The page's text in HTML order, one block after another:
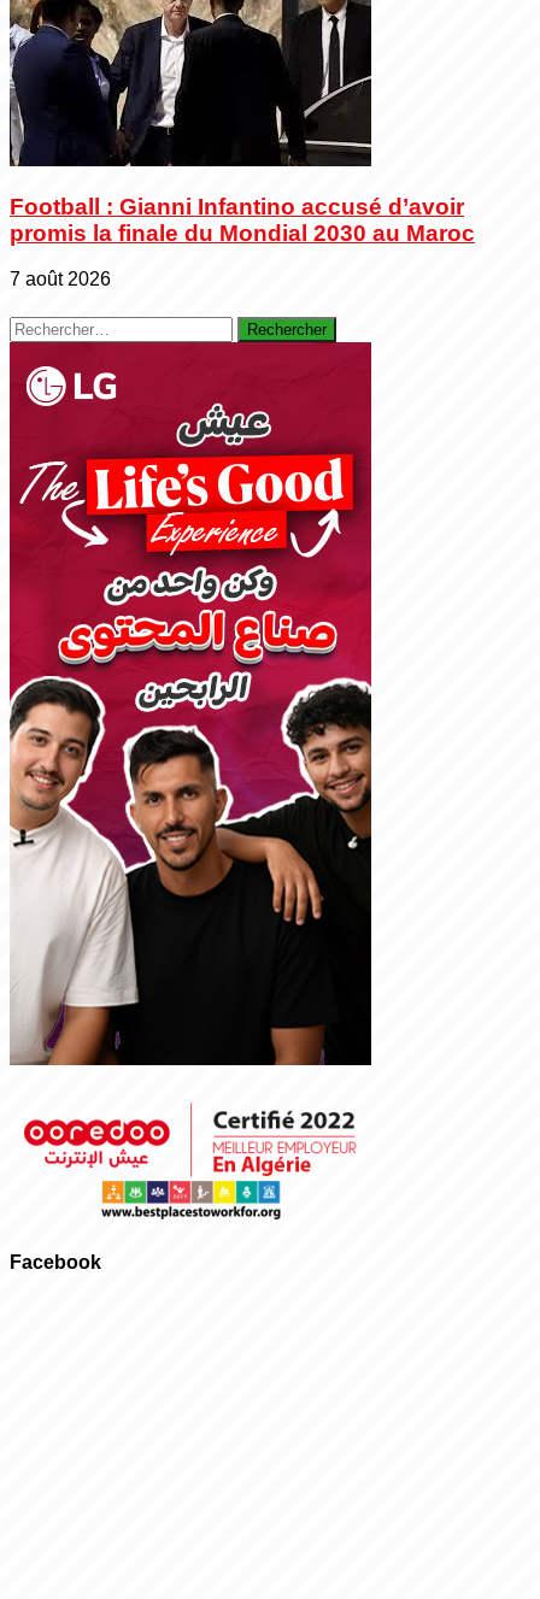
Football : Gianni Infantino accusé d’avoir
promis la finale du Mondial 2030 au Maroc
7 août 2026
Rechercher :
Facebook